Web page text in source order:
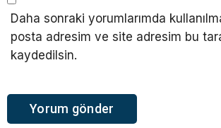
Daha sonraki yorumlarımda
posta adresim ve site adresim bu
kaydedilsin.